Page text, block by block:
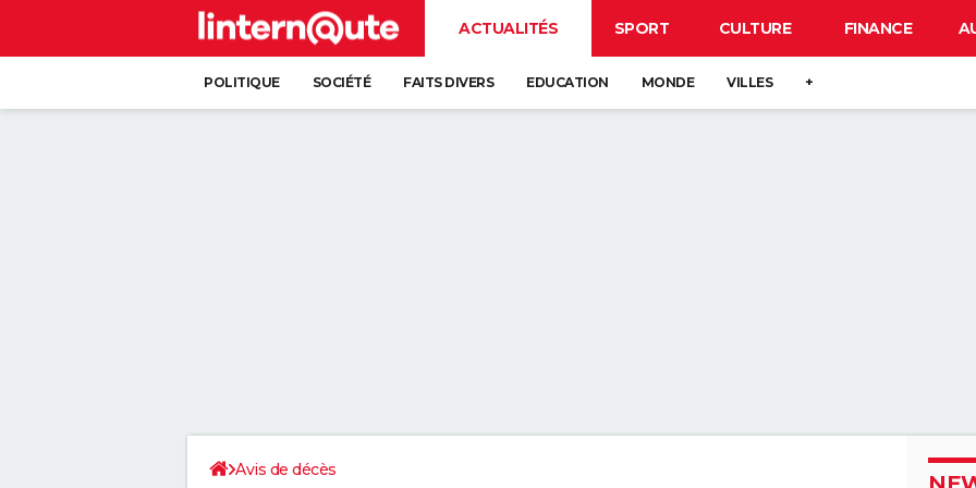
ACTUALITÉS SPORT CULTURE FINANCE
POLITIQUE SOCIÉTÉ FAITS DIVERS EDUCATION MONDE VILLES +
Avis de décès